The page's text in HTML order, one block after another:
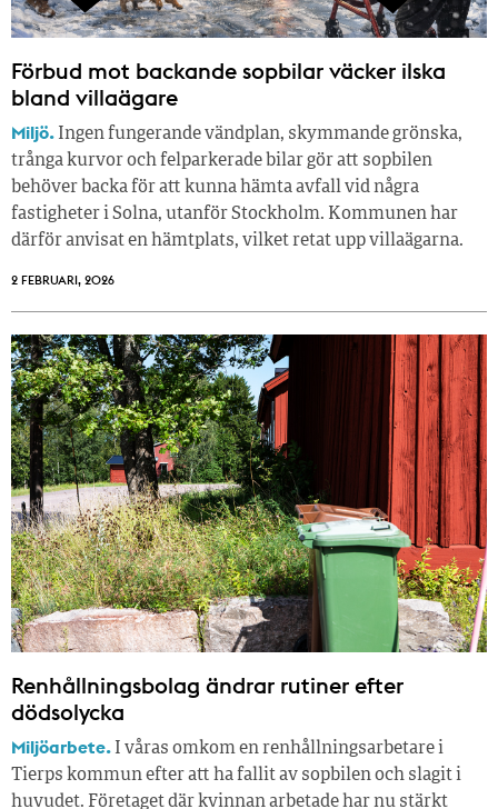
Förbud mot backande sopbilar väcker ilska
bland villaägare
Miljö. Ingen fungerande vändplan, skymmande grönska,
trånga kurvor och felparkerade bilar gör att sopbilen
behöver backa för att kunna hämta avfall vid några
fastigheter i Solna, utanför Stockholm. Kommunen har
därför anvisat en hämtplats, vilket retat upp villaägarna.
2 FEBRUARI, 2026
Renhållningsbolag ändrar rutiner efter
dödsolycka
Miljöarbete. I våras omkom en renhållningsarbetare i
Tierps kommun efter att ha fallit av sopbilen och slagit i
huvudet. Företaget där kvinnan arbetade har nu stärkt